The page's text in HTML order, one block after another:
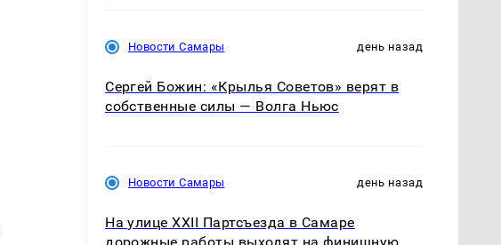
Новости Самары день назад
Сергей Божин: «Крылья Советов» верят в
собственные силы — Волга Ньюс
Новости Самары день назад
На улице XXII Партсъезда в Самаре